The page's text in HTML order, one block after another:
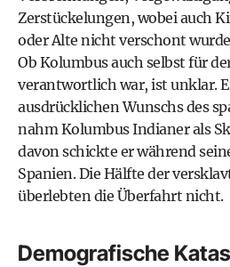
Zerstückelungen, wobei auch
oder Alte nicht verschont
Ob Kolumbus auch selbst für
verantwortlich war, ist unklar.
ausdrücklichen Wunschs des
nahm Kolumbus Indianer als
davon schickte er während
Spanien. Die Hälfte der
überlebten die Überfahrt nicht.
Demografische